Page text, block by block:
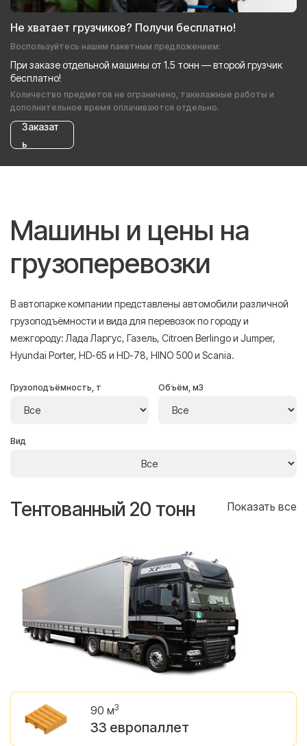
Не хватает грузчиков? Получи бесплатно!
Воспользуйтесь нашим пакетным предложением:
При заказе отдельной машины от 1.5 тонн — второй грузчик
бесплатно!
Количество предметов не ограничено, такелажные работы и
дополнительное время оплачиваются отдельно.
Заказат
ь
Машины и цены на
грузоперевозки
В автопарке компании представлены автомобили различной
грузоподъёмности и вида для перевозок по городу и
межгороду: Лада Ларгус, Газель, Citroen Berlingo и Jumper,
Hyundai Porter, HD-65 и HD-78, HINO 500 и Scania.
Грузоподъёмность, т Объём, м3
Вид
Тентованный 20 тонн Показать все
90 м3
33 европаллет